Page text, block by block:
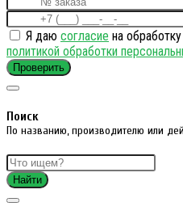
Я даю согласие на
политикой обработки
Проверить
Поиск
По названию, производителю или
Найти